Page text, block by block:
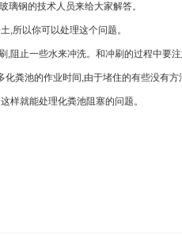
时可能遇到这些难题
七大好处你都记住了吗？
璃钢的技术人员来给大家解答。
,所以你可以处理这个问题。
,阻止一些水来冲洗。和冲刷的过程中要
化粪池的作业时间,由于堵住的有些没有
样就能处理化粪池阻塞的问题。